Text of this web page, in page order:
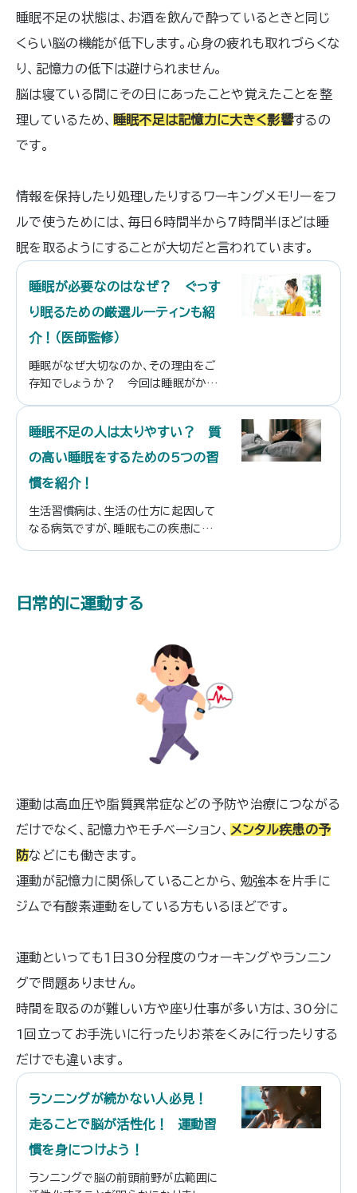
睡眠不足の状態は、お酒を飲んで酔っているときと同じ
くらい脳の機能が低下します。心身の疲れも取れづらくな
り、記憶力の低下は避けられません。
脳は寝ている間にその日にあったことや覚えたことを整
理しているため、
睡眠不足は記憶力に大きく影響するの
です。
情報を保持したり処理したりするワーキングメモリーをフ
ルで使うためには、毎日6時間半から7時間半ほどは睡
眠を取るようにすることが大切だと言われています。
睡眠が必要なのはなぜ？ ぐっす
り眠るための厳選ルーティンも紹
介！（医師監修）
睡眠がなぜ大切なのか、その理由をご
存知でしょうか？ 今回は睡眠がから
た。ぜひ生活の中で役立ててみてくだ
さい。
睡眠不足の人は太りやすい？ 質
の高い睡眠をするための5つの習
慣を紹介！
生活習慣病は、生活の仕方に起因して
なる病気ですが、睡眠もこの疾患には大
影響が生活にあるのかについて、この
日常的に運動する
運動は高血圧や脂質異常症などの予防や治療につながる
だけでなく、記憶力やモチベーション、 メンタル疾患の予
防などにも働きます。
運動が記憶力に関係していることから、勉強本を片手に
ジムで有酸素運動をしている方もいるほどです。
運動といっても1日30分程度のウォーキングやランニン
グで問題ありません。
時間を取るのが難しい方や座り仕事が多い方は、30分に
1回立ってお手洗いに行ったりお茶をくみに行ったりする
だけでも違います。
ランニングが続かない人必見！
走ることで脳が活性化！ 運動習
慣を身につけよう！
ランニングで脳の前頭前野が広範囲に